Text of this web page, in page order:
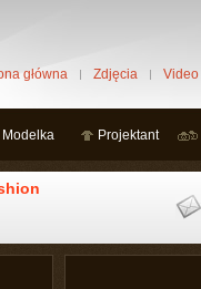
główna Zdjęcia Video
Modelka Projektant